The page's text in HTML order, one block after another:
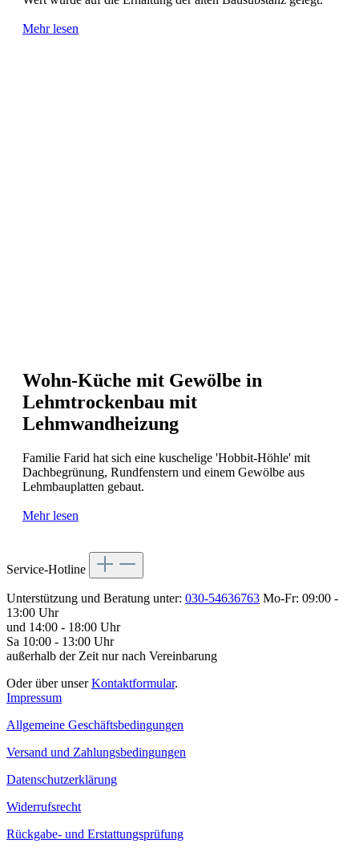
Mehr lesen
Wohn-Küche mit Gewölbe in
Lehmtrockenbau mit
Lehmwandheizung
Familie Farid hat sich eine kuschelige 'Hobbit-Höhle' mit
Dachbegrünung, Rundfenstern und einem Gewölbe aus
Lehmbauplatten gebaut.
Mehr lesen
Service-Hotline
Unterstützung und Beratung unter: 030-54636763 Mo-Fr: 09:00 -
13:00 Uhr
und 14:00 - 18:00 Uhr
Sa 10:00 - 13:00 Uhr
außerhalb der Zeit nur nach Vereinbarung
Oder über unserKontaktformular.
Impressum
Allgemeine Geschäftsbedingungen
Versand und Zahlungsbedingungen
Datenschutzerklärung
Widerrufsrecht
Rückgabe- und Erstattungsprüfung